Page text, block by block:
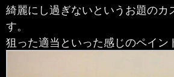
綺麗にし過ぎないというお題のカ
す。
狙った適当といった感じのペイン